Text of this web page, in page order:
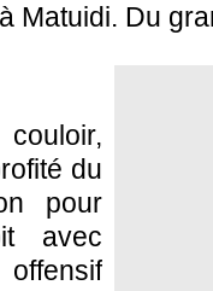
Matuidi. Du
du
pour
avec